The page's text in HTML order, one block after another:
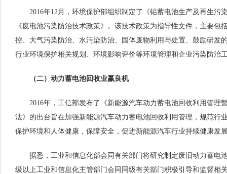
2016年12月，环境保护部组织制定了《铅蓄电池生产及再生污
《废电池污染防治技术政策》。该技术政策为指导性文件，主要包
控、大气污染防治、水污染防治、固体废物利用与处置、鼓励研发
行业环境保护相关规划、环境影响评价等环境管理和企业污染防治
（二）动力蓄电池回收业赢良机
2016年，工信部发布了《新能源汽车动力蓄电池回收利用管理
法》的出台旨在加强新能源汽车动力蓄电池回收利用管理，规范行
保护环境和人体健康，保障安全，促进新能源汽车行业持续健康发
据悉，工业和信息化部会同有关部门将研究制定废旧动力蓄电
级以上工业和信息化主管部门会同同级有关部门积极引导和监督相